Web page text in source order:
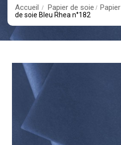
Accueil Papier de soie
de soie Bleu Rhea n°182